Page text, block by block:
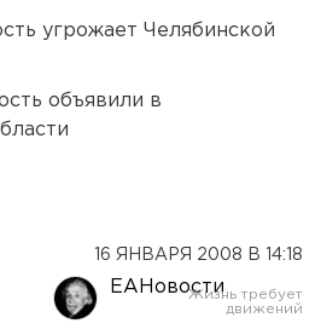
угрожает Челябинской
объявили в
16 ЯНВАРЯ 2008 В 14:18
ЕАНовости